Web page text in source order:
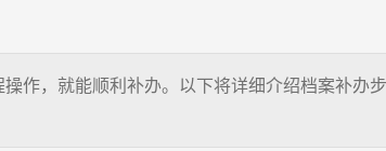
作，就能顺利补办。以下将详细介绍档案补办步